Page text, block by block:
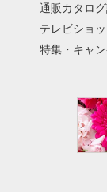
通販カタロ
テレビショ
特集・キャ